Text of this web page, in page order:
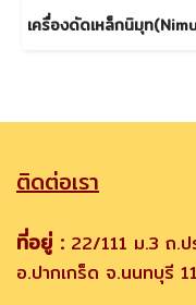
ติดต่อเรา
ที่อยู่ : 22/111 ม.3 ถ.ป
อ.ปากเกร็ด จ.นนทบุรี